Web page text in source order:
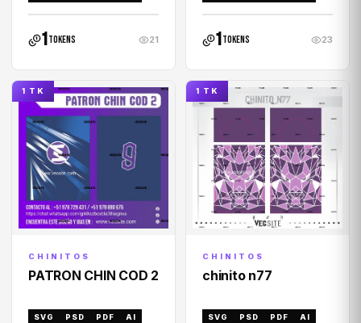
1tokens 21 1tokens 23
1 TK
CHINITOS
PATRON CHIN COD 2
SVG PSD PDF AI
1 TK
CHINITOS
chinito n77
SVG PSD PDF AI